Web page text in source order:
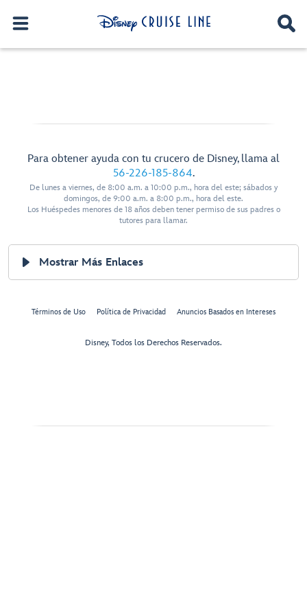
Para obtener ayuda con tu crucero de Disney, llama al
56-226-185-864.
De lunes a viernes, de 8:00 a.m. a 10:00 p.m., hora del este; sábados y
domingos, de 9:00 a.m. a 8:00 p.m., hora del este.
Los Huéspedes menores de 18 años deben tener permiso de sus padres o
tutores para llamar.
Mostrar Más Enlaces
Términos de Uso Política de Privacidad Anuncios Basados en Intereses
Disney, Todos los Derechos Reservados.